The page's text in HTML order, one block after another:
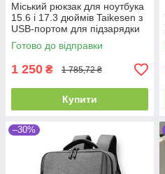
Міський рюкзак для ноутбука
15.6 і 17.3 дюймів Taikesen з
USB-портом для підзарядки
Готово до відправки
1 250 ₴ 1 785,72 ₴
Купити
–30%